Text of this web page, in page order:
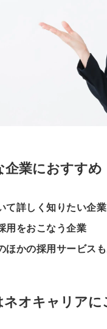
業におすすめ
て詳しく知りたい企業
用をおこなう企業
ほかの採用サービス
ネオキャリアに